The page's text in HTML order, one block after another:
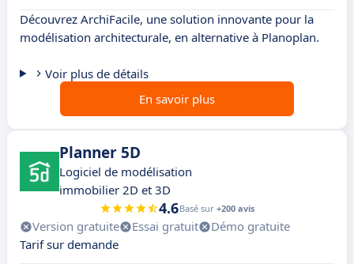
Découvrez ArchiFacile, une solution innovante pour la
modélisation architecturale, en alternative à Planoplan.
Voir plus de détails
En savoir plus
Planner 5D
Logiciel de modélisation
immobilier 2D et 3D
4.6Basé sur +200 avis
Version gratuite Essai gratuit
Démo gratuite
Tarif sur demande